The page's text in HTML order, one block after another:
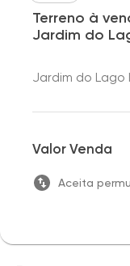
Terreno à
Jardim do
Jardim do Lago
Valor Venda
Aceita